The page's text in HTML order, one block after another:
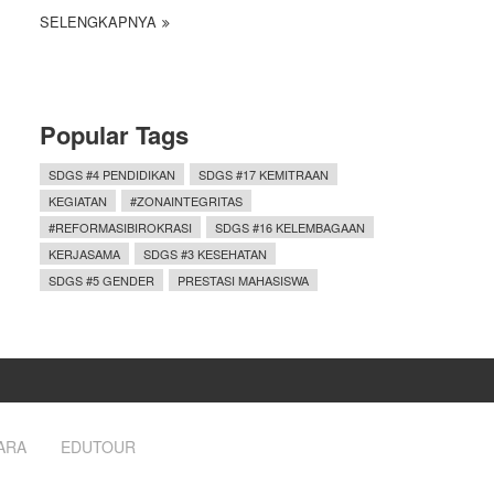
SELENGKAPNYA
Popular Tags
SDGS #4 PENDIDIKAN
SDGS #17 KEMITRAAN
KEGIATAN
#ZONAINTEGRITAS
#REFORMASIBIROKRASI
SDGS #16 KELEMBAGAAN
KERJASAMA
SDGS #3 KESEHATAN
SDGS #5 GENDER
PRESTASI MAHASISWA
EDUTOUR